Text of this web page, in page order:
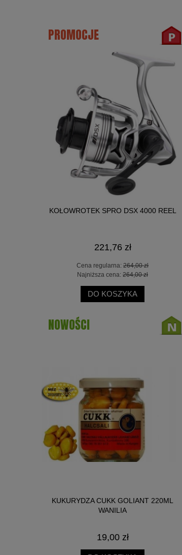
PROMOCJE
KOŁOWROTEK SPRO DSX 4000 REEL
221,76 zł
Cena regularna: 264,00 zł
Najniższa cena: 264,00 zł
DO KOSZYKA
NOWOŚCI
KUKURYDZA CUKK GOLIANT 220ML
WANILIA
19,00 zł